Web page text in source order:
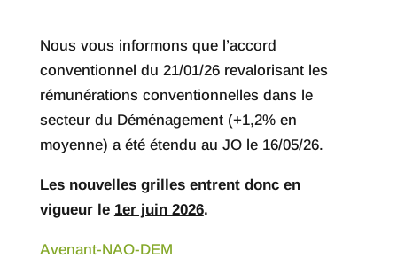
Nous vous informons que l’accord
conventionnel du 21/01/26 revalorisant les
rémunérations conventionnelles dans le
secteur du Déménagement (+1,2% en
moyenne) a été étendu au JO le 16/05/26.
Les nouvelles grilles entrent donc en
vigueur le 1er juin 2026.
Avenant-NAO-DEM